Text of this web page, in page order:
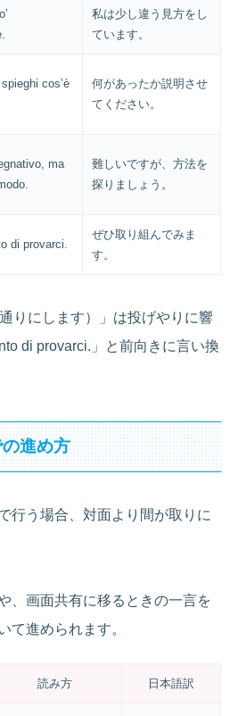
私は少し違う見方をし
ています。
cos’è
何があったか説明させ
てください。
ma
難しいですが、方法を
探りましょう。
di provarci.
ぜひ取り組んでみま
す。
りにします）」は投げやりに響
di provarci.」と前向きに言い換
進め方
行う場合、対面より間が取りに
、画面共有に移るときの一言を
て進められます。
読み方 日本語訳